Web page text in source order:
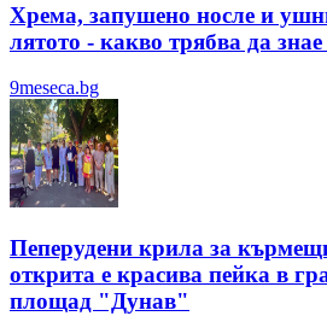
Хрема, запушено носле и
лятотo - какво трябва да
9meseca.bg
Пеперудени крила за
открита е красива пейка в
площад "Дунав"